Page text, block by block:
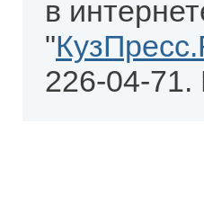
в
"
226-04-71.